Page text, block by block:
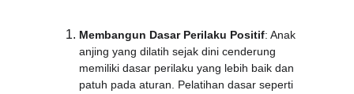
Membangun Dasar Perilaku Positif: Anak
anjing yang dilatih sejak dini cenderung
memiliki dasar perilaku yang lebih baik dan
patuh pada aturan. Pelatihan dasar seperti